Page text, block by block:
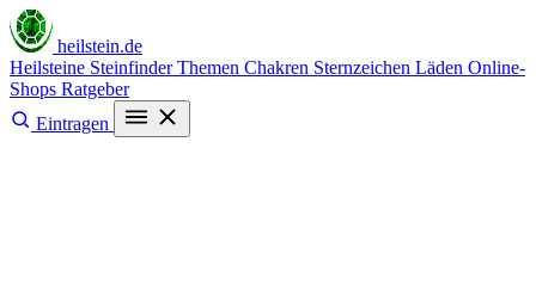
heilstein.de
Heilsteine SteinfinderThemen Chakren Sternzeichen Läden Online-
Shops Ratgeber
Eintragen